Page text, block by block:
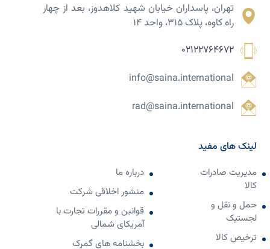
تهران، پاسداران خیابان شهید کلاهدوز، بعد از چهار
راه کاوه، پلاک ۳۱۵، واحد ۱۴
02122764672
info@saina.international
rad@saina.international
لینک های مفید
مدیریت صادرات
کالا
حمل و نقل و
لجستیک
ترخیص کالا
درباره ما
منشور اخلاقی شرکت
قوانین و مقررات تجارت با
آمریکای شمالی
بخشنامه های گمرک